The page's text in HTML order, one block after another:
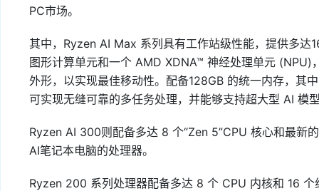
PC市场。
其中，Ryzen AI Max 系列具有工作站级性能，提供多
图形计算单元和一个 AMD XDNA™ 神经处理单元
外形，以实现最佳移动性。配备128GB 的​​统一内存，其
可实现无缝可靠的多任务处理，并能够支持超大型 AI 模
Ryzen AI 300则配备多达 8 个“Zen 5”CPU 核心和最新
AI笔记本电脑的处理器。
Ryzen 200 系列处理器配备多达 8 个 CPU 内核和 16